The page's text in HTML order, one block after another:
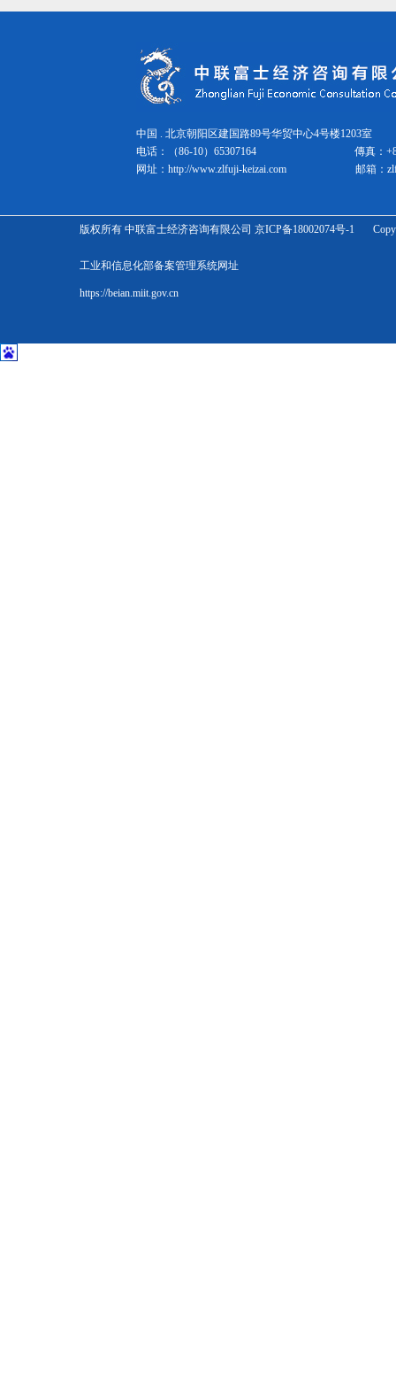
中国 . 北京朝阳区建国路89号华贸中心4号楼1203室
电话：（86-10）65307164
傳真：
网址： http://www.zlfuji-keizai.com 邮箱：
版权所有 中联富士经济咨询有限公司 京ICP备18002074号-1
工业和信息化部备案管理系统网址
https://beian.miit.gov.cn